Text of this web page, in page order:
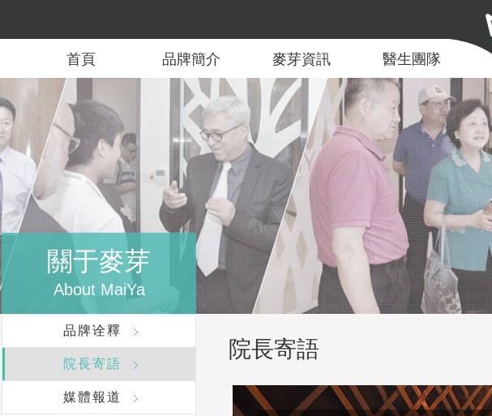
首頁 品牌簡介 麥芽資訊 醫生團隊
關于麥芽
About MaiYa
品牌诠釋
院長寄語
媒體報道
院長寄語